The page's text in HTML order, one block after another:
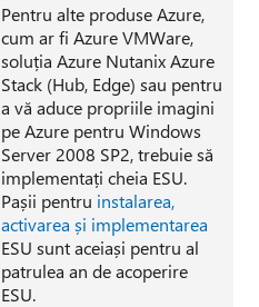
Pentru alte produse Azure,
cum ar fi Azure VMWare,
soluția Azure Nutanix Azure
Stack (Hub, Edge) sau pentru
a vă aduce propriile imagini
pe Azure pentru Windows
Server 2008 SP2, trebuie să
implementați cheia ESU.
Pașii pentru instalarea,
activarea și implementarea
ESU sunt aceiași pentru al
patrulea an de acoperire
ESU.